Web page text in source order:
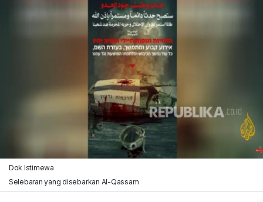
Dok Istimewa
Selebaran yang disebarkan Al-Qassam